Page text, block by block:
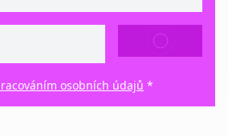
ODESLAT
osobních údajů *